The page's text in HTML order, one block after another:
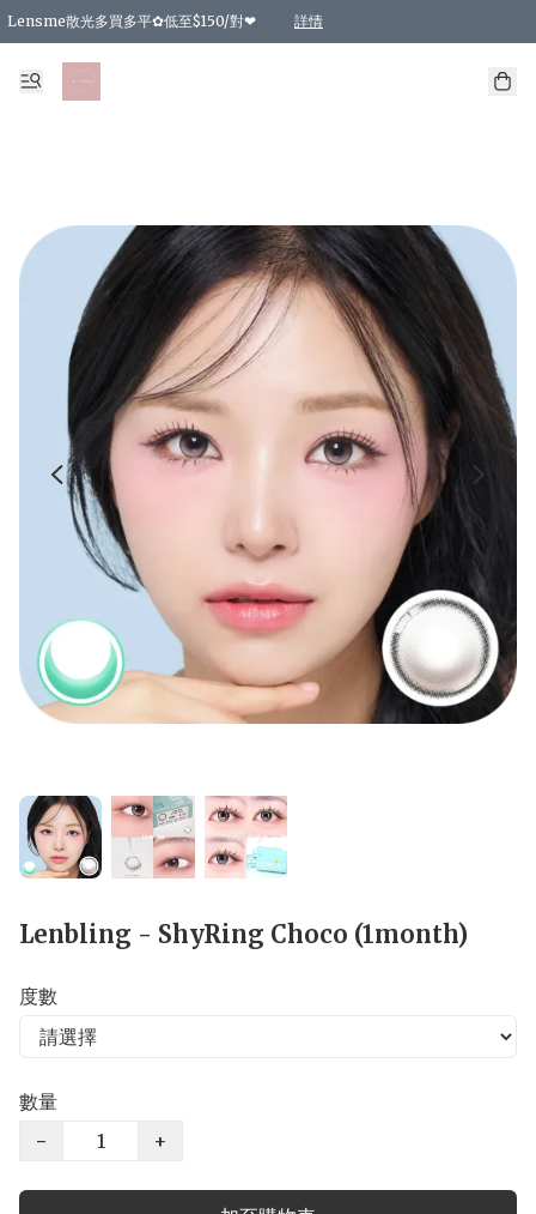
Lensme散光多買多平✿低至$150/對❤ 詳情
台灣Karacon⁩✧日拋 特價清貨❁⃘
日本韓國多款日/月拋現貨☼ 特價❤︎數量有限 售完即止
🇰🇷韓國多款月拋現貨 特價兩對$99✿數量有限 售完即止♫
精選商品，任選買2件或以上9 折；買4件或以上85 折；買6件或以上8 折
精選商品，任選買2件HKD 140.00；買4件HKD 260.00
精選商品，任選買2件HKD 190.00；買4件HKD 360.00
精選商品，任選買2件HKD 110.00；買4件HKD 180.00
精選商品，任選買2件HKD 170.00；買4件HKD 320.00
精選商品，任選買2件或以上減HKD 148.00
精選商品，任選買2件或以上減HKD 148.00
精選商品，任選買2件或以上95 折；買4件或以上9 折；買6件或以上85 折；買8件
精選商品，任選買12件或以上87 折
精選商品，任選買2件或以上減HKD 16.00；買4件或以上減HKD 32.00；買6
精選商品，任選買2件或以上95 折；買4件或以上9 折；買8件或以上85 折；買12
購物滿 HKD 800.00即享免運費優惠！（適用於 特定的送貨方式 )
Lenbling - ShyRing Choco (1month)
度數
數量
−
+